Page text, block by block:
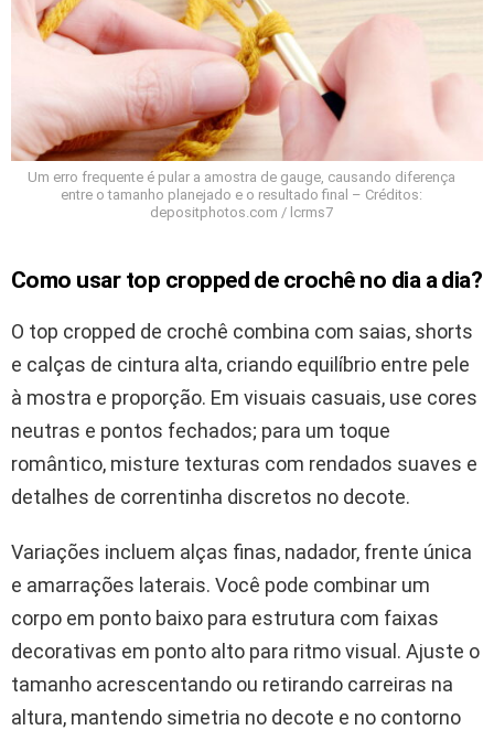
Um erro frequente é pular a amostra de gauge, causando diferença
entre o tamanho planejado e o resultado final – Créditos:
depositphotos.com / lcrms7
Como usar top cropped de crochê no dia a dia?
O top cropped de crochê combina com saias, shorts
e calças de cintura alta, criando equilíbrio entre pele
à mostra e proporção. Em visuais casuais, use cores
neutras e pontos fechados; para um toque
romântico, misture texturas com rendados suaves e
detalhes de correntinha discretos no decote.
Variações incluem alças finas, nadador, frente única
e amarrações laterais. Você pode combinar um
corpo em ponto baixo para estrutura com faixas
decorativas em ponto alto para ritmo visual. Ajuste o
tamanho acrescentando ou retirando carreiras na
altura, mantendo simetria no decote e no contorno